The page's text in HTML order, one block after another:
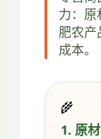
力：原
肥农产
成本。
🌾
1. 原